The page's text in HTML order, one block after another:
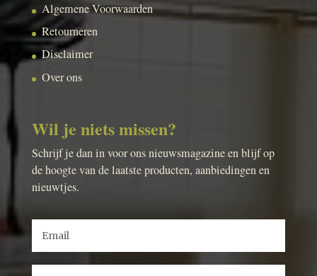
Algemene Voorwaarden
Retourneren
Disclaimer
Over ons
Wil je niets missen?
Schrijf je dan in voor ons nieuwsmagazine en blijf op
de hoogte van de laatste producten, aanbiedingen en
nieuwtjes.